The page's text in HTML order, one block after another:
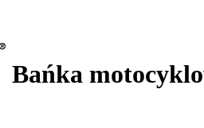
Bańka